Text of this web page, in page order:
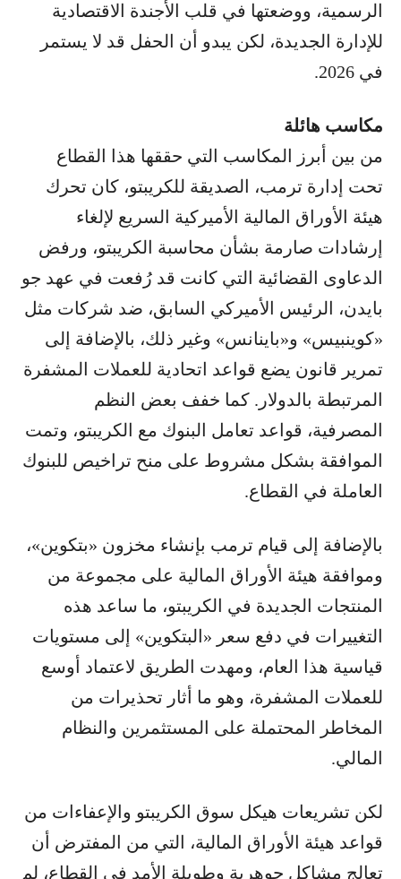
الرسمية، ووضعتها في قلب الأجندة الاقتصادية
للإدارة الجديدة، لكن يبدو أن الحفل قد لا يستمر
في 2026.
مكاسب هائلة
من بين أبرز المكاسب التي حققها هذا القطاع
تحت إدارة ترمب، الصديقة للكريبتو، كان تحرك
هيئة الأوراق المالية الأميركية السريع لإلغاء
إرشادات صارمة بشأن محاسبة الكريبتو، ورفض
الدعاوى القضائية التي كانت قد رُفعت في عهد جو
بايدن، الرئيس الأميركي السابق، ضد شركات مثل
«كوينبيس» و«باينانس» وغير ذلك، بالإضافة إلى
تمرير قانون يضع قواعد اتحادية للعملات المشفرة
المرتبطة بالدولار. كما خفف بعض النظم
المصرفية، قواعد تعامل البنوك مع الكريبتو، وتمت
الموافقة بشكل مشروط على منح تراخيص للبنوك
العاملة في القطاع.
بالإضافة إلى قيام ترمب بإنشاء مخزون «بتكوين»،
وموافقة هيئة الأوراق المالية على مجموعة من
المنتجات الجديدة في الكريبتو، ما ساعد هذه
التغييرات في دفع سعر «البتكوين» إلى مستويات
قياسية هذا العام، ومهدت الطريق لاعتماد أوسع
للعملات المشفرة، وهو ما أثار تحذيرات من
المخاطر المحتملة على المستثمرين والنظام
المالي.
لكن تشريعات هيكل سوق الكريبتو والإعفاءات من
قواعد هيئة الأوراق المالية، التي من المفترض أن
تعالج مشاكل جوهرية وطويلة الأمد في القطاع، لم